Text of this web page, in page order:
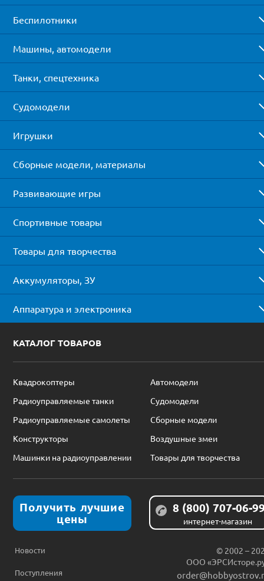
Беспилотники
Машины, автомодели
Танки, спецтехника
Судомодели
Игрушки
Сборные модели, материалы
Развивающие игры
Спортивные товары
Товары для творчества
Аккумуляторы, ЗУ
Аппаратура и электроника
КАТАЛОГ ТОВАРОВ
Квадрокоптеры
Автомодели
Радиоуправляемые танки
Судомодели
Радиоуправляемые самолеты
Сборные модели
Конструкторы
Воздушные змеи
Машинки на радиоуправлении
Товары для творчества
Получить лучшие
цены
8 (800) 707-06-
интернет-магазин
Новости
Поступления
© 2002 –
ООО